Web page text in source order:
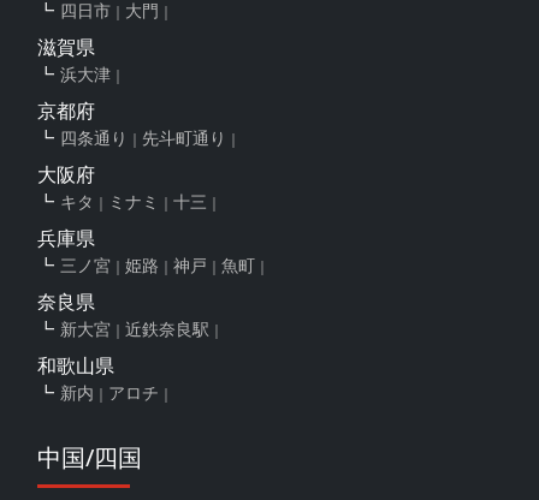
四日市 大門
滋賀県
浜大津
京都府
四条通り 先斗町通り
大阪府
キタ ミナミ 十三
兵庫県
三ノ宮 姫路 神戸 魚町
奈良県
新大宮 近鉄奈良駅
和歌山県
新内 アロチ
中国/四国